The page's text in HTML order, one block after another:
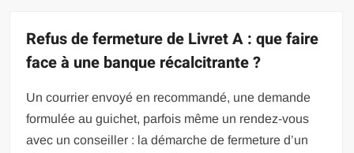
Refus de fermeture de Livret A : que faire
face à une banque récalcitrante ?
Un courrier envoyé en recommandé, une demande
formulée au guichet, parfois même un rendez-vous
avec un conseiller : la démarche de fermeture d’un